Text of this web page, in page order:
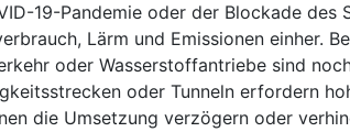
19-Pandemie oder der Blockade des
Lärm und Emissionen einher.
oder Wasserstoffantriebe sind
oder Tunneln erfordern
die Umsetzung verzögern oder